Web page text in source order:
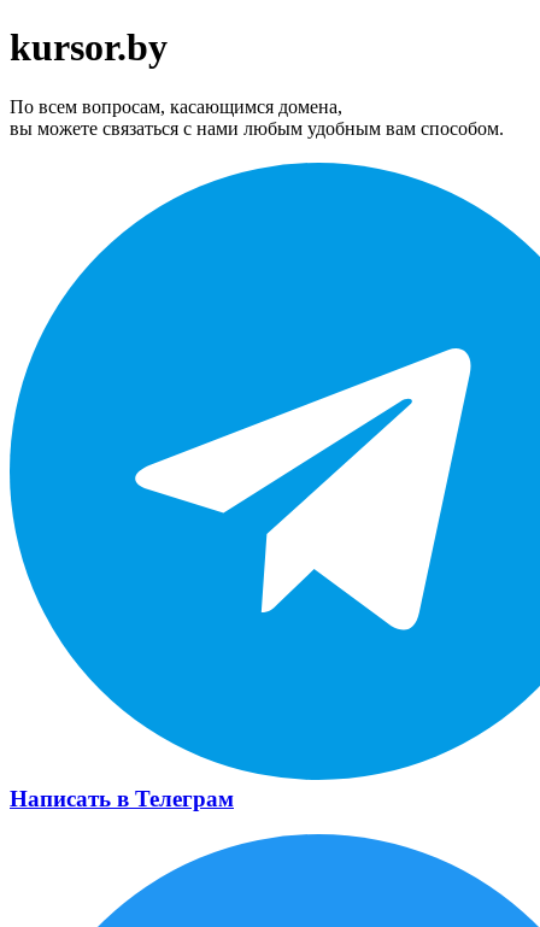
kursor.by
По всем вопросам, касающимся домена,
вы можете связаться с нами любым удобным вам способом.
Написать в Телеграм